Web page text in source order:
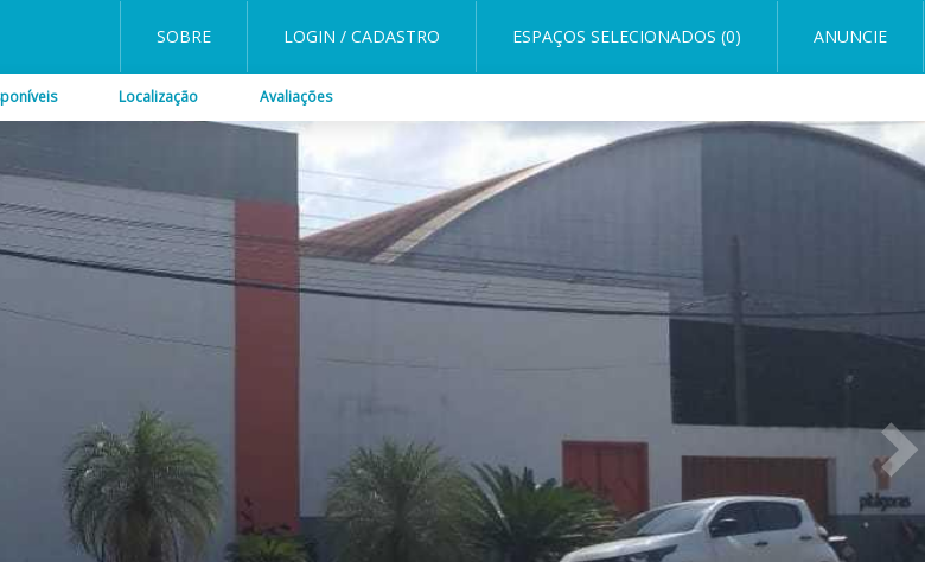
SOBRE LOGIN / CADASTRO ESPAÇOS SELECIONADOS (0) ANUNCIE
Localização Avaliações